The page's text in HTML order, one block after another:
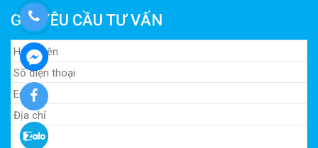
GỬI YÊU CẦU TƯ VẤN